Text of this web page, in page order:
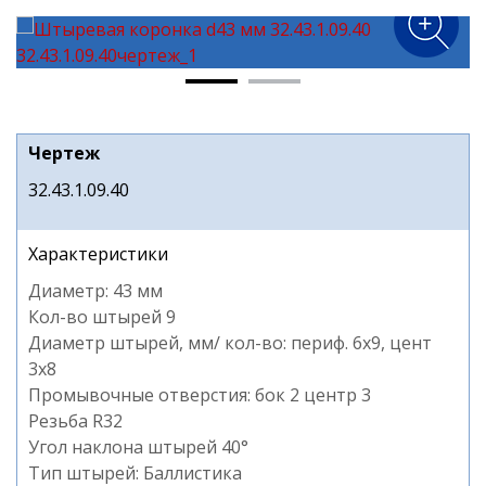
Чертеж
32.43.1.09.40
Характеристики
Диаметр: 43 мм
Кол-во штырей 9
Диаметр штырей, мм/ кол-во: периф. 6х9, цент
3х8
Промывочные отверстия: бок 2 центр 3
Резьба R32
Угол наклона штырей 40°
Тип штырей: Баллистика